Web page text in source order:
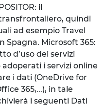
il
quindi
ad esempio Travel
Spagna. Microsoft 365:
d’uso dei servizi
i servizi online
i dati (OneDrive for
365,...), in tale
i seguenti Dati